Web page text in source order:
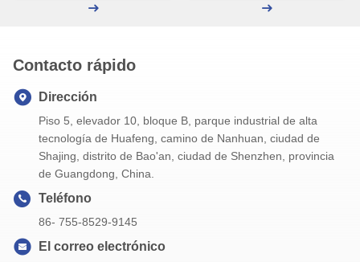
Contacto rápido
Dirección
Piso 5, elevador 10, bloque B, parque industrial de alta
tecnología de Huafeng, camino de Nanhuan, ciudad de
Shajing, distrito de Bao'an, ciudad de Shenzhen, provincia
de Guangdong, China.
Teléfono
86- 755-8529-9145
El correo electrónico